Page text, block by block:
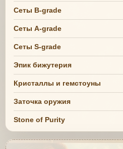
Сеты B-grade
Сеты A-grade
Сеты S-grade
Эпик бижутерия
Кристаллы и гемстоуны
Заточка оружия
Stone of Purity